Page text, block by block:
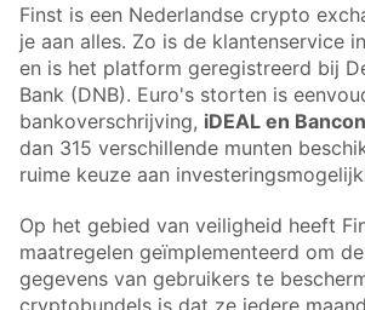
Finst is een Nederlandse crypto
je aan alles. Zo is de klantenservice
en is het platform geregistreerd bij
Bank (DNB). Euro's storten is
bankoverschrijving, iDEAL en
dan 315 verschillende munten
ruime keuze aan
Op het gebied van veiligheid heeft
maatregelen geïmplementeerd om
gegevens van gebruikers te
cryptobundels is dat ze iedere